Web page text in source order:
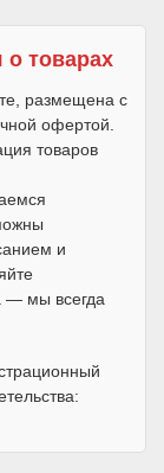
товарах
размещена с
офертой.
товаров
и
— мы всегда